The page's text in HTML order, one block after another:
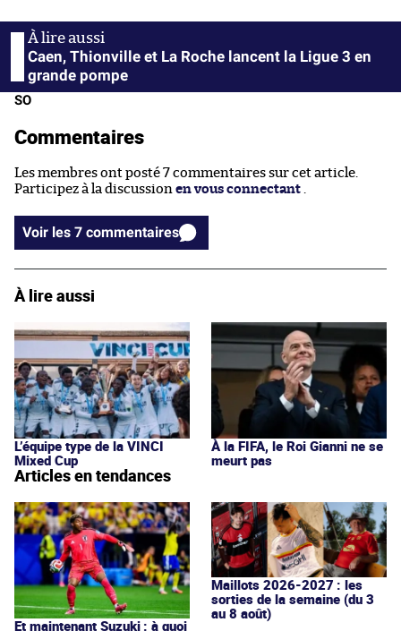
Caen, Thionville et La Roche lancent la Ligue 3 en
grande pompe
SO
Commentaires
Les membres ont posté 7 commentaires sur cet article.
Participez à la discussion en vous connectant
Voir les 7 commentaires
À lire aussi
L’équipe type de la VINCI
Mixed Cup
À la FIFA, le Roi Gianni ne se
meurt pas
Articles en tendances
Et maintenant Suzuki : à quoi
Maillots 2026-2027 : les
sorties de la semaine (du 3
au 8 août)